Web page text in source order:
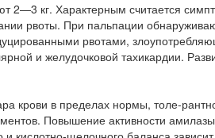
2—3 кг. Характерным считается
рвоты. При пальпации
рвотами,
и желудочковой тахикардии.
крови в пределах нормы, толе-
Повышение активности амилазы